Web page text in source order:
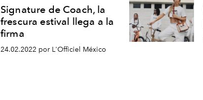
Signature de Coach, la
frescura estival llega a la
firma
24.02.2022 por L'Officiel México